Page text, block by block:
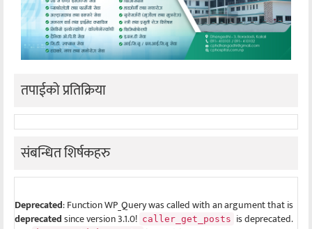
तपाईको प्रतिक्रिया
संबन्धित शिर्षकहरु
Deprecated: Function WP_Query was called with an argument that is
deprecatedsince version 3.1.0! caller_get_posts is deprecated.